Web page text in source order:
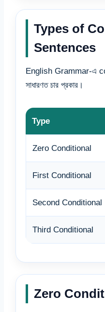
Types of
Sentences
English Grammar-এ
সাধারণত চার প্রকার।
Type
Zero Conditional
First Conditional
Second Conditional
Third Conditional
Zero